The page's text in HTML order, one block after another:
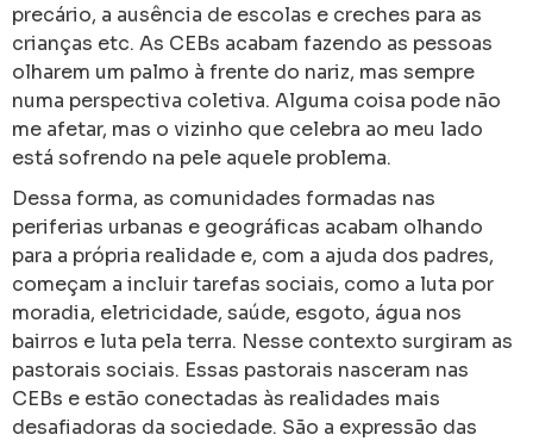
precário, a ausência de escolas e creches para as
crianças etc. As CEBs acabam fazendo as pessoas
olharem um palmo à frente do nariz, mas sempre
numa perspectiva coletiva. Alguma coisa pode não
me afetar, mas o vizinho que celebra ao meu lado
está sofrendo na pele aquele problema.
Dessa forma, as comunidades formadas nas
periferias urbanas e geográficas acabam olhando
para a própria realidade e, com a ajuda dos padres,
começam a incluir tarefas sociais, como a luta por
moradia, eletricidade, saúde, esgoto, água nos
bairros e luta pela terra. Nesse contexto surgiram as
pastorais sociais. Essas pastorais nasceram nas
CEBs e estão conectadas às realidades mais
desafiadoras da sociedade. São a expressão das